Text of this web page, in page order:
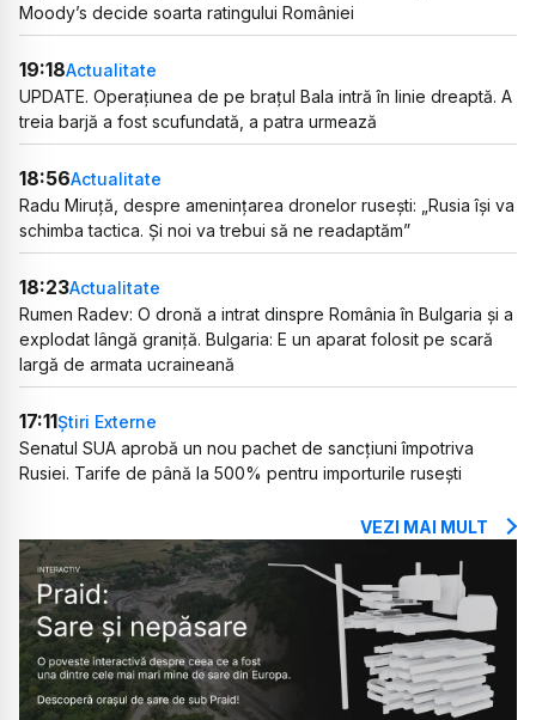
Moody’s decide soarta ratingului României
19:18Actualitate
UPDATE. Operațiunea de pe brațul Bala intră în linie dreaptă. A
treia barjă a fost scufundată, a patra urmează
18:56Actualitate
Radu Miruță, despre amenințarea dronelor rusești: „Rusia își va
schimba tactica. Și noi va trebui să ne readaptăm”
18:23Actualitate
Rumen Radev: O dronă a intrat dinspre România în Bulgaria și a
explodat lângă graniță. Bulgaria: E un aparat folosit pe scară
largă de armata ucraineană
17:11Știri Externe
Senatul SUA aprobă un nou pachet de sancțiuni împotriva
Rusiei. Tarife de până la 500% pentru importurile rusești
VEZI MAI MULT